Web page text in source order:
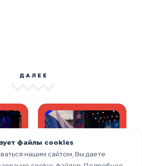
ДАЛЕЕ
файлы cookies
нашим сайтом, Вы даете